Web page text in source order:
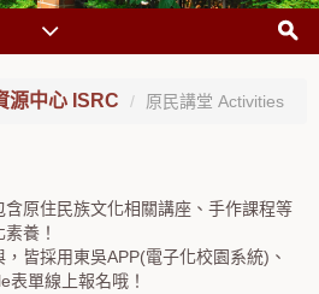
源中心 ISRC 原民講堂 Activities
原住民族文化相關講座、手作課程等
養！
皆採用東吳APP(電子化校園系統)、
表單線上報名哦！